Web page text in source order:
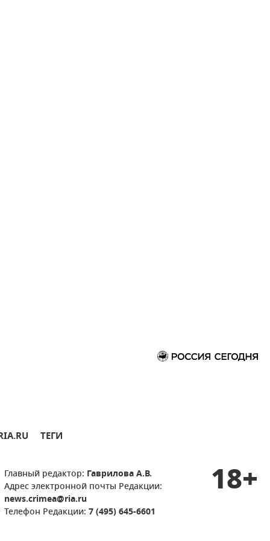
ТЕГИ
Главный редактор: Гаврилова А.В.
Адрес электронной почты Редакции:
news.crimea@ria.ru
Телефон Редакции: 7 (495) 645-6601
18+